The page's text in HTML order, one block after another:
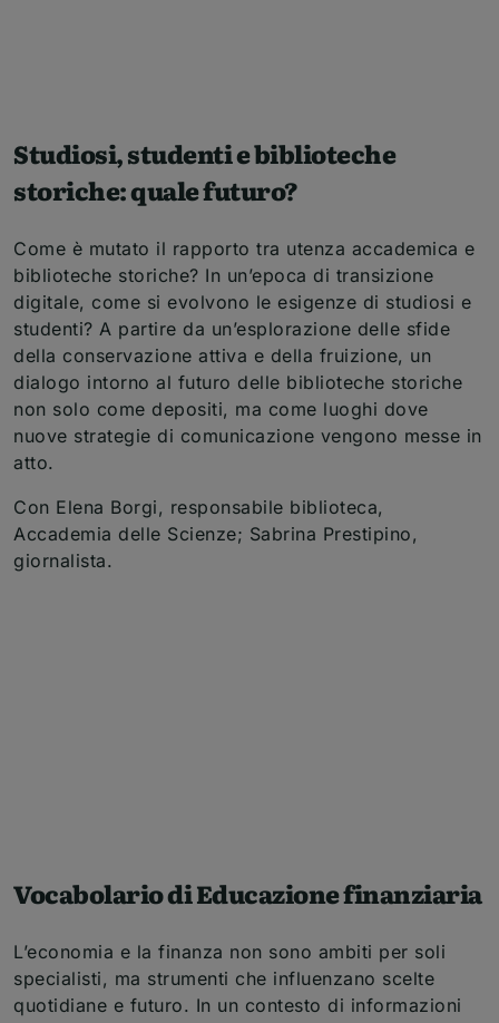
Studiosi, studenti e biblioteche
storiche: quale futuro?
Come è mutato il rapporto tra utenza accademica e
biblioteche storiche? In un’epoca di transizione
digitale, come si evolvono le esigenze di studiosi e
studenti? A partire da un’esplorazione delle sfide
della conservazione attiva e della fruizione, un
dialogo intorno al futuro delle biblioteche storiche
non solo come depositi, ma come luoghi dove
nuove strategie di comunicazione vengono messe in
atto.
Con Elena Borgi, responsabile biblioteca,
Accademia delle Scienze; Sabrina Prestipino,
giornalista.
Vocabolario di Educazione finanziaria
L’economia e la finanza non sono ambiti per soli
specialisti, ma strumenti che influenzano scelte
quotidiane e futuro. In un contesto di informazioni